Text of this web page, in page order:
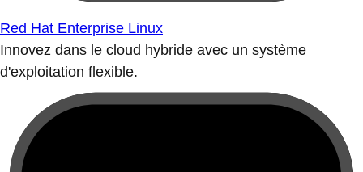
Red Hat Enterprise Linux
Innovez dans le cloud hybride avec un système
d'exploitation flexible.